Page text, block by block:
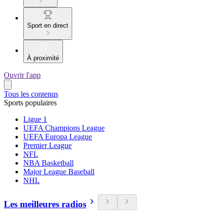
Sport en direct
À proximité
Ouvrir l'app
Tous les contenus
Sports populaires
Ligue 1
UEFA Champions League
UEFA Europa League
Premier League
NFL
NBA Basketball
Major League Baseball
NHL
Les meilleures radios